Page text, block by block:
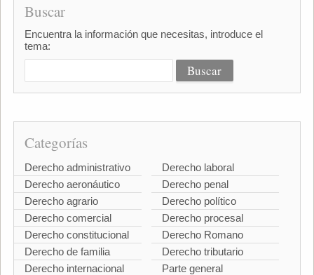
Buscar
Encuentra la información que necesitas, introduce el
tema:
Categorías
Derecho administrativo
Derecho aeronáutico
Derecho agrario
Derecho comercial
Derecho constitucional
Derecho de familia
Derecho internacional
Derecho laboral
Derecho penal
Derecho político
Derecho procesal
Derecho Romano
Derecho tributario
Parte general